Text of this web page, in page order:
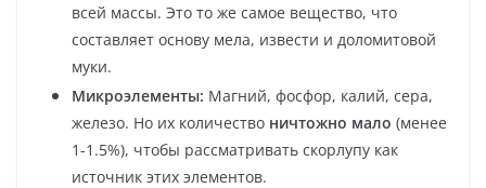
всей массы. Это то же самое вещество, что
составляет основу мела, извести и доломитовой
муки.
Микроэлементы: Магний, фосфор, калий, сера,
железо. Но их количество ничтожно мало (менее
1-1.5%), чтобы рассматривать скорлупу как
источник этих элементов.